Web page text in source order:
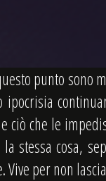
punto sono
ciò che le
stessa cosa,
Vive per non